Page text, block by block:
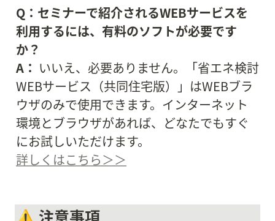
Q：セミナーで紹介されるWEBサービスを
利用するには、有料のソフトが必要です
か？
A： いいえ、必要ありません。「省エネ検討
WEBサービス（共同住宅版）」はWEBブラ
ウザのみで使用できます。インターネット
環境とブラウザがあれば、どなたでもすぐ
詳しくはこちら＞＞
⚠️ 注意事項